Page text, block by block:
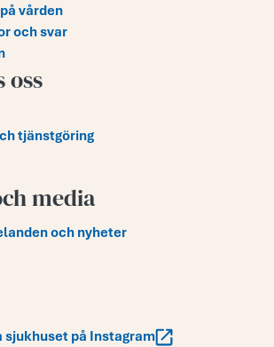
vården
och svar
oss
tjänstgöring
media
och nyheter
sjukhuset på Instagram